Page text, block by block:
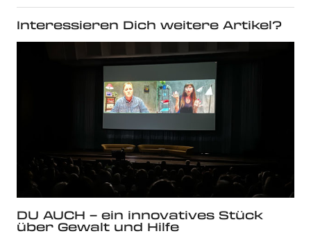
Interessieren Dich weitere Artikel?
DU AUCH – ein innovatives Stück
über Gewalt und Hilfe